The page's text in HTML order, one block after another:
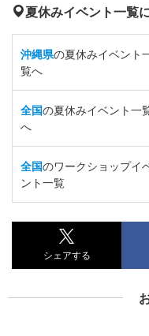
夏休みイベント一覧
沖縄県の夏休みイベント
覧へ
全国の夏休みイベント一
へ
全国のワークショップイ
ント一覧
シェアする